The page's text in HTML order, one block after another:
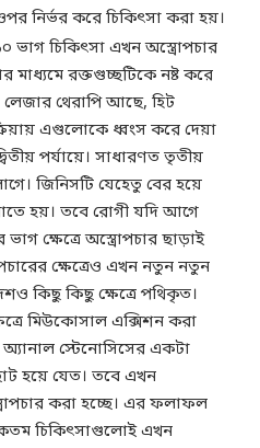
নির্ভর করে চিকিৎসা করা হয়।
ভাগ চিকিৎসা এখন অস্ত্রোপচার
মাধ্যমে রক্তগুচ্ছটিকে নষ্ট করে
থেরাপি আছে, হিট
এগুলোকে ধ্বংস করে দেয়া
পর্যায়ে। সাধারণত তৃতীয়
জিনিসটি যেহেতু বের হয়ে
হয়। তবে রোগী যদি আগে
ক্ষেত্রে অস্ত্রোপচার ছাড়াই
ক্ষেত্রেও এখন নতুন নতুন
কিছু কিছু ক্ষেত্রে পথিকৃত।
মিউকোসাল এক্সিশন করা
স্টেনোসিসের একটা
হয়ে যেত। তবে এখন
করা হচ্ছে। এর ফলাফল
চিকিৎসাগুলোই এখন